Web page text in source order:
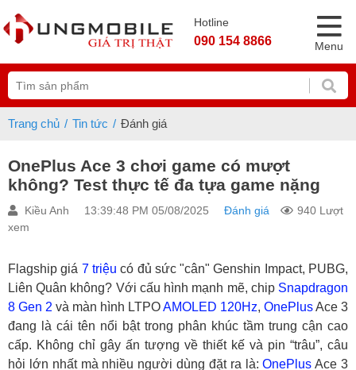
Hotline
090 154 8866 Menu
Trang chủ Tin tức Đánh giá
OnePlus Ace 3 chơi game có mượt
không? Test thực tế đa tựa game nặng
Kiều Anh 13:39:48 PM 05/08/2025 Đánh giá
940 Lượt
xem
Flagship giá 7 triệu có đủ sức "cân" Genshin Impact, PUBG,
Liên Quân không? Với cấu hình mạnh mẽ, chip Snapdragon
8 Gen 2 và màn hình LTPOAMOLED 120Hz, OnePlusAce 3
đang là cái tên nổi bật trong phân khúc tầm trung cận cao
cấp. Không chỉ gây ấn tượng về thiết kế và pin “trâu”, câu
hỏi lớn nhất mà nhiều người dùng đặt ra là:OnePlus Ace 3